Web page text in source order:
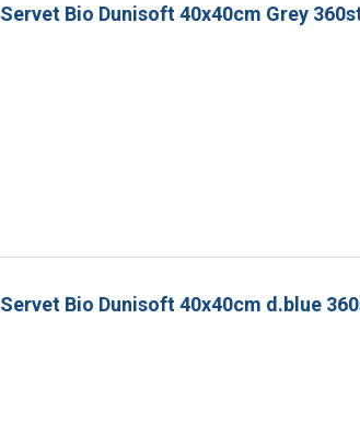
Servet Bio Dunisoft 40x40cm Grey
Servet Bio Dunisoft 40x40cm d.blue